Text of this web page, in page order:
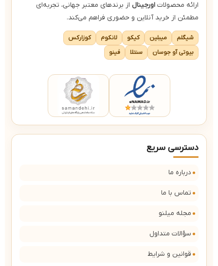
ارائه محصولات اورجینال از برندهای معتبر جهانی، تجربه‌ای
مطمئن از خرید آنلاین و حضوری فراهم می‌کند.
شیگلم میبلین کیکو لانکوم
کوزارکس
بیوتی آو جوسان
سنتلا فینو
دسترسی سریع
درباره ما
تماس با ما
مجله میلنو
سؤالات متداول
قوانین و شرایط